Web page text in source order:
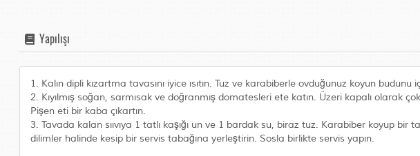
Yapılışı
1. Kalın dipli kızartma tavasını iyice ısıtın. Tuz ve karabiberle ovduğunuz koyun budunu
2. Kıyılmış soğan, sarmısak ve doğranmış domatesleri ete katın. Üzeri kapalı olarak
Pişen eti bir kaba çıkartın.
3. Tavada kalan sııvıya 1 tatlı kaşığı un ve 1 bardak su, biraz tuz. Karabiber koyup bir
dilimler halinde kesip bir servis tabağına yerleştirin. Sosla birlikte servis yapın.